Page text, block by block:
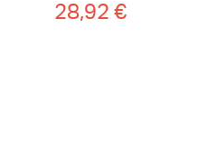
28,92 €